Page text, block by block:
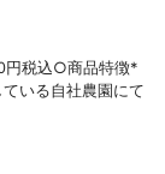
円税込○商品特徴*
いる自社農園にて